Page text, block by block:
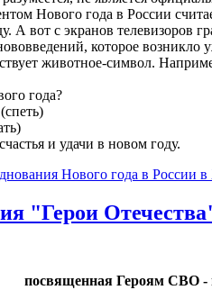
Нового года в России
А вот с экранов
которое возникло
животное-символ.
года?
и удачи в новом году.
Нового года в России
"Герои
посвященная Героям СВО